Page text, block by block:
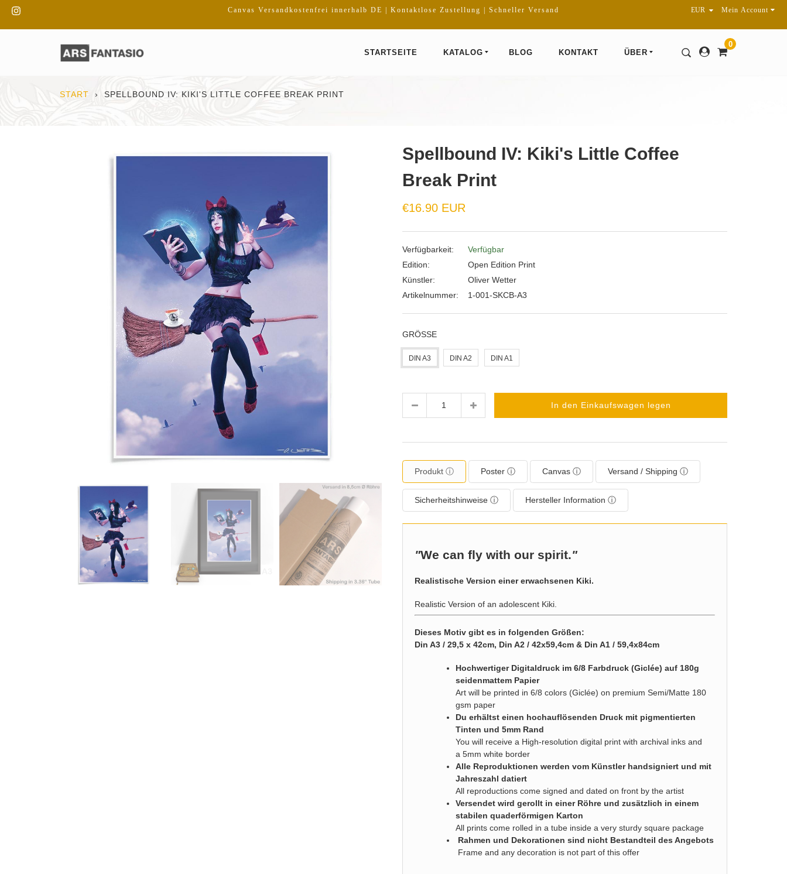
Direkt
zum
Inhalt
Instagram Canvas Versandkostenfrei innerhalb DE | Kontaktlose Zustellung | Schneller Versand Mein Account
0
STARTSEITE
KATALOG BLOG KONTAKT ÜBER
START › SPELLBOUND IV: KIKI'S LITTLE COFFEE BREAK PRINT
Spellbound IV: Kiki's Little Coffee
Break Print
€16.90 EUR
Verfügbarkeit:
Verfügbar
Edition:
Open Edition Print
Künstler:
Oliver Wetter
Artikelnummer:
1-001-SKCB-A3
GRÖSSE
DIN A3 DIN A2 DIN A1
In den Einkaufswagen legen
Produkt ⓘ Poster ⓘ Canvas ⓘ Versand / Shipping ⓘ
Sicherheitshinweise ⓘ Hersteller Information ⓘ
"We can fly with our spirit."
Realistische Version einer erwachsenen Kiki.
Realistic Version of an adolescent Kiki.
Dieses Motiv gibt es in folgenden Größen:
Din A3 / 29,5 x 42cm, Din A2 / 42x59,4cm & Din A1 / 59,4x84cm
Hochwertiger Digitaldruck im 6/8 Farbdruck (Giclée) auf 180g
seidenmattem Papier
Art will be printed in 6/8 colors (Giclée) on premium Semi/Matte 180
gsm paper
Du erhältst einen hochauflösenden Druck mit pigmentierten
Tinten und 5mm Rand
You will receive a High-resolution digital print with archival inks and
a 5mm white border
Alle Reproduktionen werden vom Künstler handsigniert und mit
Jahreszahl datiert
All reproductions come signed and dated on front by the artist
Versendet wird gerollt in einer Röhre und zusätzlich in einem
stabilen quaderförmigen Karton
All prints come rolled in a tube inside a very sturdy square package
Rahmen und Dekorationen sind nicht Bestandteil des Angebots
Frame and any decoration is not part of this offer